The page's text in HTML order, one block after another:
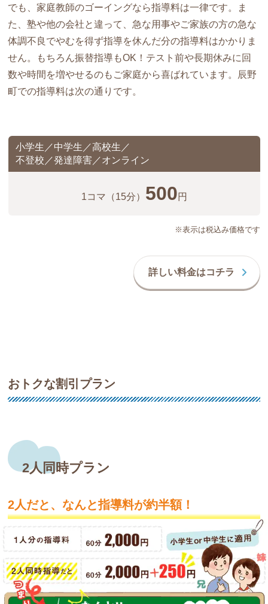
でも、家庭教師のゴーイングなら指導料は一律です。ま
た、塾や他の会社と違って、急な用事やご家族の方の急な
体調不良でやむを得ず指導を休んだ分の指導料はかかりま
せん。もちろん振替指導もOK！テスト前や長期休みに回
数や時間を増やせるのもご家庭から喜ばれています。辰野
町での指導料は次の通りです。
※表示は税込み価格です
小学生／中学生／高校生／
不登校／発達障害／オンライン
1コマ （15分） 500 円
詳しい料金はコチラ
おトクな割引プラン
2人同時プラン
2人だと、なんと指導料が約半額！